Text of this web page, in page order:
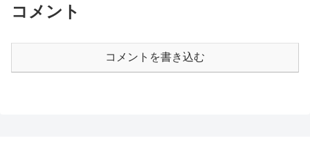
コメント
コメントを書き込む